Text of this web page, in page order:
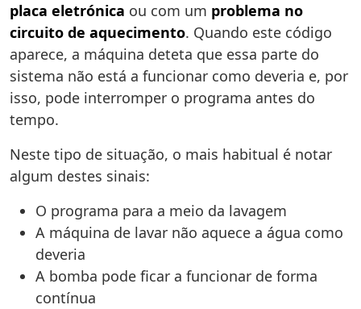
placa eletrónica ou com um problema no
circuito de aquecimento. Quando este código
aparece, a máquina deteta que essa parte do
sistema não está a funcionar como deveria e, por
isso, pode interromper o programa antes do
tempo.
Neste tipo de situação, o mais habitual é notar
algum destes sinais:
O programa para a meio da lavagem
A máquina de lavar não aquece a água como
deveria
A bomba pode ficar a funcionar de forma
contínua